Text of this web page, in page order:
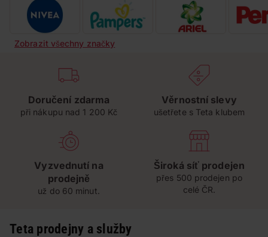
Zobrazit všechny značky
Doručení zdarma
při nákupu nad 1 200 Kč
Věrnostní slevy
ušetřete s Teta klubem
Vyzvednutí na
prodejně
už do 60 minut.
Široká síť prodejen
přes 500 prodejen po
celé ČR.
Teta prodejny a služby